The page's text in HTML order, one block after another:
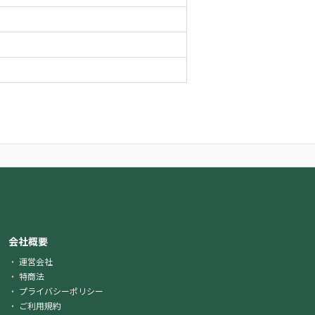
会社概要
運営会社
特商法
プライバシーポリシー
ご利用規約